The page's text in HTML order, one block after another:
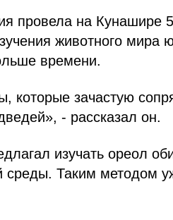
провела на Кунашире
животного мира
времени.
которые зачастую
- рассказал он.
изучать ореол
Таким методом